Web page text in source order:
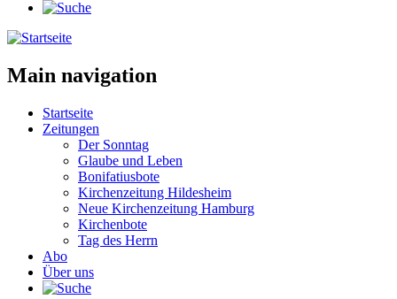
Main navigation
Startseite
Zeitungen
Der Sonntag
Glaube und Leben
Bonifatiusbote
Kirchenzeitung Hildesheim
Neue Kirchenzeitung Hamburg
Kirchenbote
Tag des Herrn
Abo
Über uns